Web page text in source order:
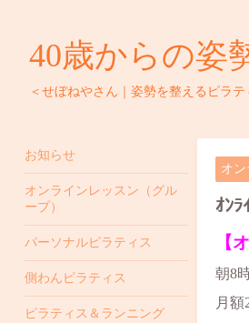
40歳からの姿
＜せぼねやさん｜姿勢を整えるピラ
オ
ｵﾝﾗ
【
朝8
月額
お知らせ
オンラインレッスン（グル
ープ）
パーソナルピラティス
側わんピラティス
ピラティス＆ランニング